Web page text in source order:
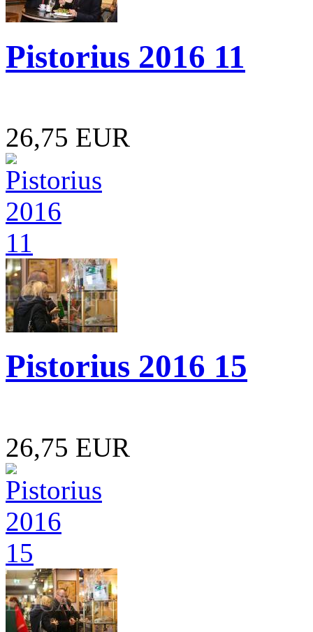
Pistorius 2016 11
26,75 EUR
Pistorius 2016 15
26,75 EUR